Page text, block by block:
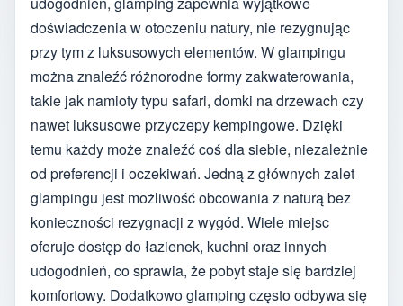
doświadczenia w otoczeniu natury, nie rezygnując
przy tym z luksusowych elementów. W glampingu
można znaleźć różnorodne formy zakwaterowania,
takie jak namioty typu safari, domki na drzewach czy
nawet luksusowe przyczepy kempingowe. Dzięki
temu każdy może znaleźć coś dla siebie, niezależnie
od preferencji i oczekiwań. Jedną z głównych zalet
glampingu jest możliwość obcowania z naturą bez
konieczności rezygnacji z wygód. Wiele miejsc
oferuje dostęp do łazienek, kuchni oraz innych
udogodnień, co sprawia, że pobyt staje się bardziej
komfortowy. Dodatkowo glamping często odbywa się